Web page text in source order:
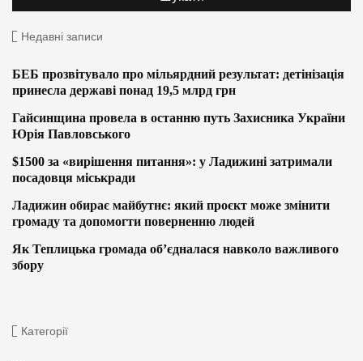
Недавні записи
БЕБ прозвітувало про мільярдний результат: детінізація
принесла державі понад 19,5 млрд грн
Гайсинщина провела в останню путь Захисника України
Юрія Павловського
$1500 за «вирішення питання»: у Ладижині затримали
посадовця міськради
Ладижин обирає майбутнє: який проєкт може змінити
громаду та допомогти поверненню людей
Як Теплицька громада об’єдналася навколо важливого
збору
Категорії